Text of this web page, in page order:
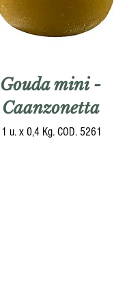
Gouda mini -
Caanzonetta
1 u. x 0,4 Kg. COD. 5261